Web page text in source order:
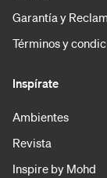
Garantía y
Términos y
Inspírate
Ambientes
Revista
Inspire by Mohd